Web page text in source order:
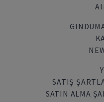
SATIŞ
SATIN ALMA